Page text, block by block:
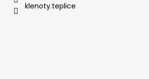
klenoty.teplice